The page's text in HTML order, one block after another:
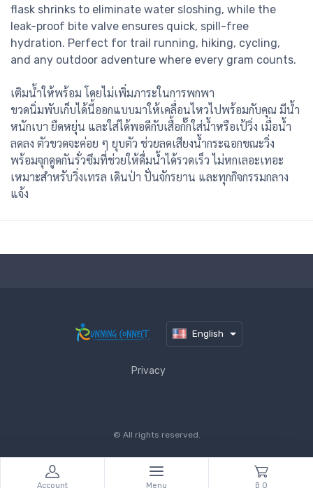
flask shrinks to eliminate water sloshing, while the
leak-proof bite valve ensures quick, spill-free
hydration. Perfect for trail running, hiking, cycling,
and any outdoor adventure where every gram counts.
เติมน้ำให้พร้อม โดยไม่เพิ่มภาระในการพกพา
ขวดนิ่มพับเก็บได้นี้ออกแบบมาให้เคลื่อนไหวไปพร้อมกับคุณ มีน้ำ
หนักเบา ยืดหยุ่น และใส่ได้พอดีกับเสื้อกั๊กใส่น้ำหรือเป้วิ่ง เมื่อน้ำ
ลดลง ตัวขวดจะค่อย ๆ ยุบตัว ช่วยลดเสียงน้ำกระฉอกขณะวิ่ง
พร้อมจุกดูดกันรั่วซึมที่ช่วยให้ดื่มน้ำได้รวดเร็ว ไม่หกเลอะเทอะ
เหมาะสำหรับวิ่งเทรล เดินป่า ปั่นจักรยาน และทุกกิจกรรมกลาง
แจ้ง
English
Privacy
© All rights reserved.
Account Menu ฿ 0